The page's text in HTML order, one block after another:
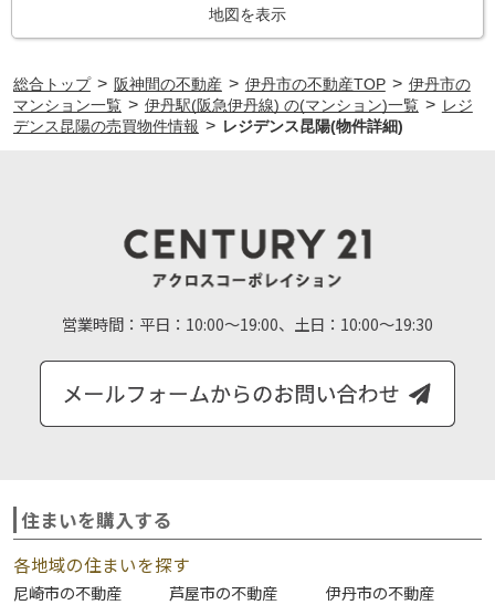
地図を表示
総合トップ > 阪神間の不動産 > 伊丹市の不動産TOP > 伊丹市の
マンション一覧 > 伊丹駅(阪急伊丹線) の(マンション)一覧 > レジ
デンス昆陽の売買物件情報 > レジデンス昆陽(物件詳細)
営業時間： 平日：10:00～19:00、土日：10:00～19:30
住まいを購入する
各地域の住まいを探す
尼崎市の不動産 芦屋市の不動産
伊丹市の不動産